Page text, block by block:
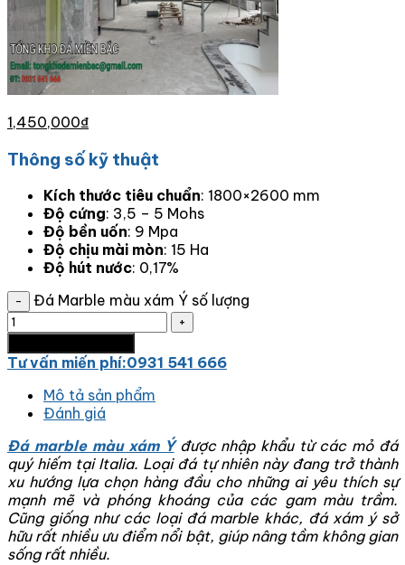
1,450,000₫
Thông số kỹ thuật
Kích thước tiêu chuẩn: 1800×2600 mm
Độ cứng: 3,5 – 5 Mohs
Độ bền uốn: 9 Mpa
Độ chịu mài mòn: 15 Ha
Độ hút nước: 0,17%
Đá Marble màu xám Ý số lượng
Tư vấn miến phí:0931 541 666
Mô tả sản phẩm
Đánh giá
Đá marble màu xám Ýđược nhập khẩu từ các mỏ đá
quý hiếm tại Italia. Loại đá tự nhiên này đang trở thành
xu hướng lựa chọn hàng đầu cho những ai yêu thích sự
mạnh mẽ và phóng khoáng của các gam màu trầm.
Cũng giống như các loại đá marble khác, đá xám ý sở
hữu rất nhiều ưu điểm nổi bật, giúp nâng tầm không gian
sống rất nhiều.